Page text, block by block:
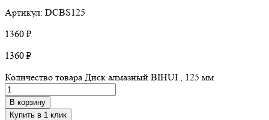
Артикул: DCBS125
1360 ₽
1360 ₽
Количество товара Диск алмазный BIHUI , 125 мм
В корзину
Купить в 1 клик